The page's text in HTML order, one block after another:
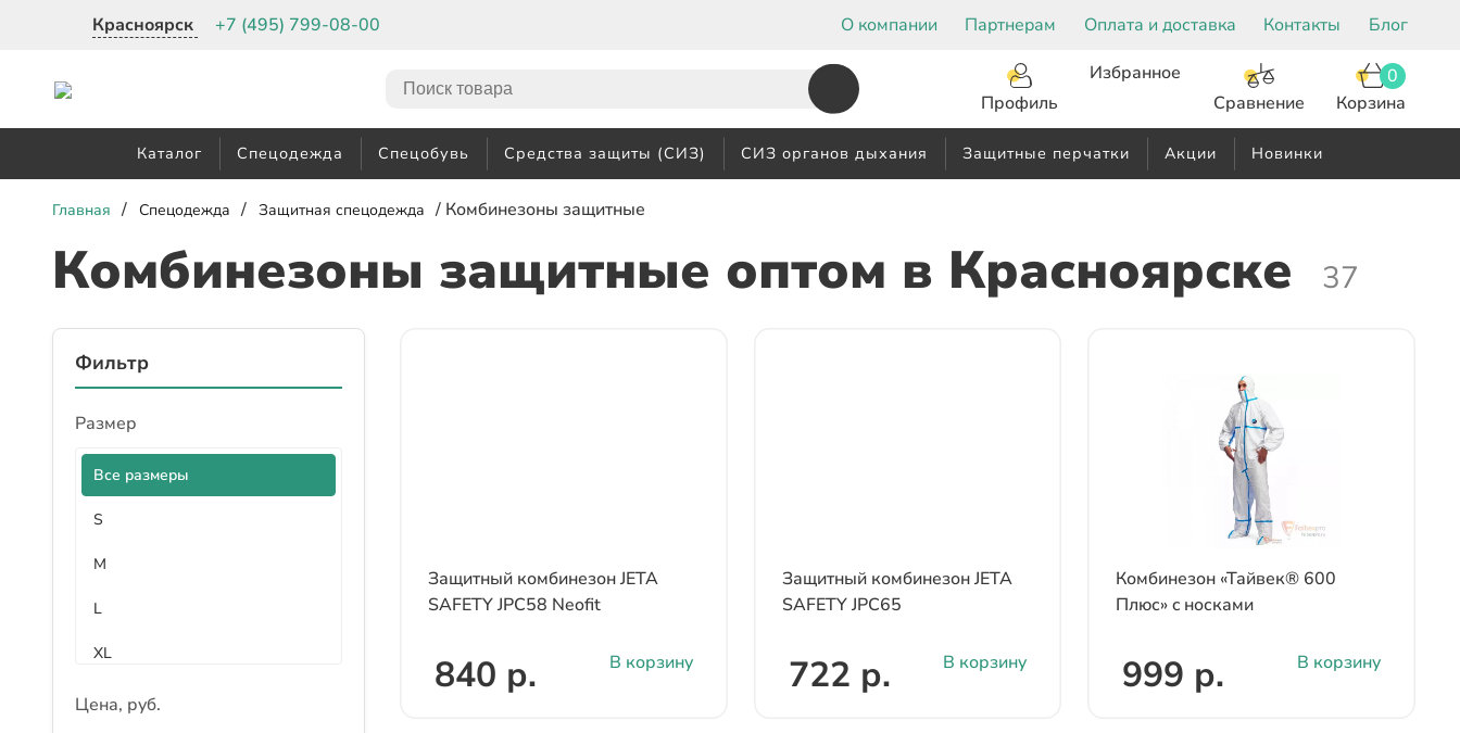
Красноярск +7 (495) 799-08-00 О компании Партнерам Оплата и доставка Контакты Блог
Профиль
Избранное
Сравнение
Корзина
0
Каталог Спецодежда Спецобувь Средства защиты (СИЗ) СИЗ органов дыхания Защитные перчатки Акции Новинки
Главная / Спецодежда / Защитная спецодежда / Комбинезоны защитные
Комбинезоны защитные оптом в Красноярске 37
Фильтр
Размер
Все размеры
S
M
L
XL
XXL
Цена, руб.
Защитный комбинезон JETA
SAFETY JPC58 Neofit
840 р. В корзину
Защитный комбинезон JETA
SAFETY JPC65
722 р. В корзину
Комбинезон «Тайвек® 600
Плюс» c носками
999 р. В корзину